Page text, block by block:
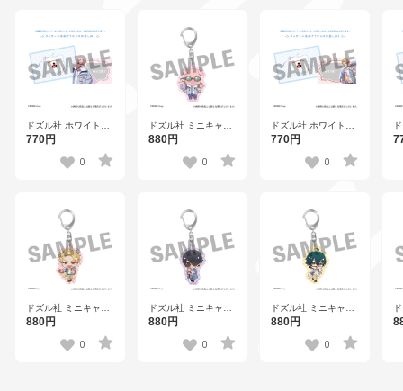
ドズル社 ホワイトデ
ーカード おおはら
770円
0
ドズル社 ミニキャラ
アクリルキーホルダ
880円
0
ドズル社 ホワイトデ
ーカード ドズル
770円
0
ドズル社 ミニキャラ
アクリルキーホルダ
880円
0
ドズル社 ミニキャラ
アクリルキーホルダ
880円
0
ドズル社 ミニキャラ
アクリルキーホルダ
880円
0